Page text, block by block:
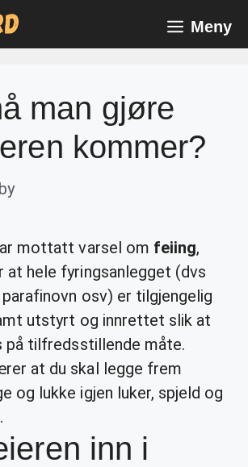
Meny
man gjøre
kommer?
by
mottatt varsel om feiing,
at hele fyringsanlegget (dvs
osv) er tilgjengelig
utstyrt og innrettet slik at
på tilfredsstillende måte.
at du skal legge frem
og lukke igjen luker, spjeld og
inn i